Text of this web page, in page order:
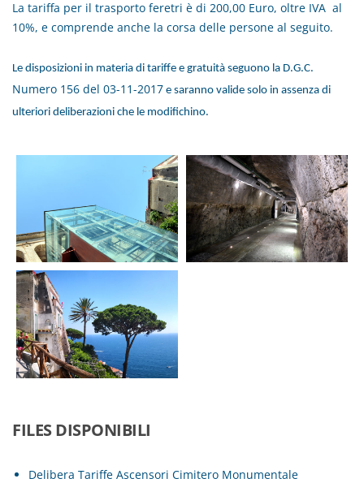
La tariffa per il trasporto feretri è di 200,00 Euro, oltre IVA al
10%, e comprende anche la corsa delle persone al seguito.
Le disposizioni in materia di tariffe e gratuità seguono la D.G.C.
Numero 156 del 03-11-2017 e saranno valide solo in assenza di
ulteriori deliberazioni che le modifichino.
FILES DISPONIBILI
Delibera Tariffe Ascensori Cimitero Monumentale